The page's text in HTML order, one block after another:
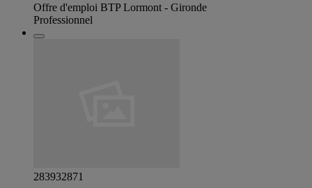
Offre d'emploi BTP Lormont - Gironde
Professionnel
283932871